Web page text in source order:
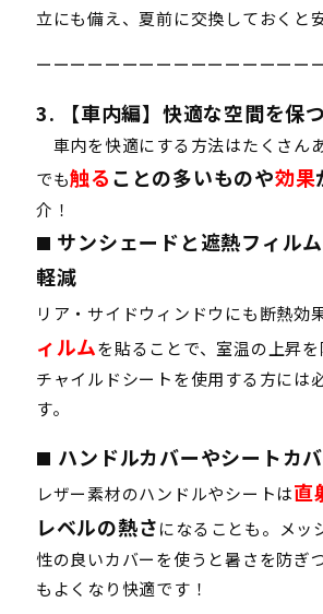
立にも備え、夏前に交換しておくと
ーーーーーーーーーーーーーーーー
3. 【車内編】快適な空間を保
車内を快適にする方法はたくさん
でも触ることの多いものや効果
介！
■ サンシェードと遮熱フィル
軽減
リア・サイドウィンドウにも断熱効
ィルムを貼ることで、室温の上昇
チャイルドシートを使用する方には
す。
■ ハンドルカバーやシートカ
レザー素材のハンドルやシートは直
レベルの熱さになることも。メッ
性の良いカバーを使うと暑さを防ぎ
もよくなり快適です！